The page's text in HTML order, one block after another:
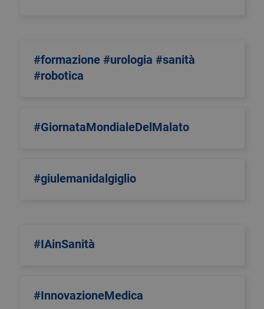
#formazione #urologia #sanità
#robotica
#GiornataMondialeDelMalato
#giulemanidalgiglio
#IAinSanità
#InnovazioneMedica